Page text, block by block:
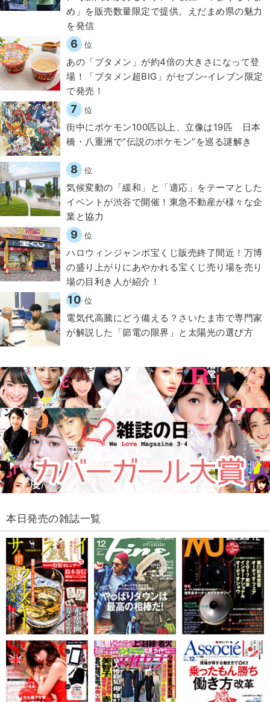
め」を販売数量限定で提供。えだまめ県の魅力
を発信
6 位
あの「ブタメン」が約4倍の大きさになって登
場！「ブタメン超BIG」がセブン‐イレブン限定
で発売！
7 位
街中にポケモン100匹以上、立像は19匹 日本
橋・八重洲で“伝説のポケモン”を巡る謎解き
8 位
気候変動の「緩和」と「適応」をテーマとした
イベントが渋谷で開催！東急不動産が様々な企
業と協力
9 位
ハロウィンジャンボ宝くじ販売終了間近！万博
の盛り上がりにあやかれる宝くじ売り場を売り
場の目利き人が紹介！
10 位
電気代高騰にどう備える？さいたま市で専門家
が解説した「節電の限界」と太陽光の選び方
本日発売の雑誌一覧